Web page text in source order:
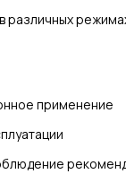
различных
применение